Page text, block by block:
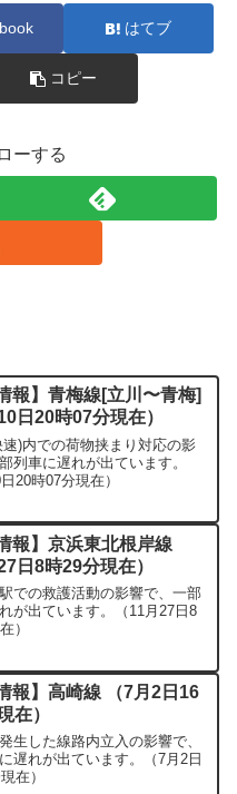
はてブ
コピー
ーする
報】青梅線[立川〜青梅]
日20時07分現在）
)内での荷物挟まり対応の影
列車に遅れが出ています。
日20時07分現在）
報】京浜東北根岸線
日8時29分現在）
での救護活動の影響で、一部
が出ています。（11月27日8
）
報】高崎線 （7月2日16
在）
生した線路内立入の影響で、
遅れが出ています。（7月2日
在）